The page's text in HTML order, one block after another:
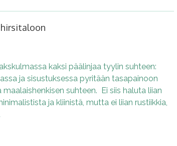
kaksi päälinjaa tyylin suhteen:
ja sisustuksessa pyritään tasapainoon
maalaishenkisen suhteen. Ei siis haluta liian
ja kliinistä, mutta ei liian rustiikkia,